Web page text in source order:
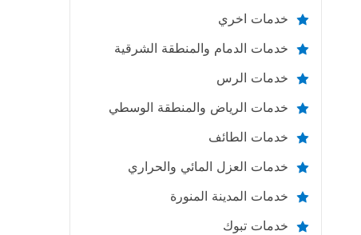
خدمات اخري
خدمات الدمام والمنطقة الشرقية
خدمات الرس
خدمات الرياض والمنطقة الوسطي
خدمات الطائف
خدمات العزل المائي والحراري
خدمات المدينة المنورة
خدمات تبوك